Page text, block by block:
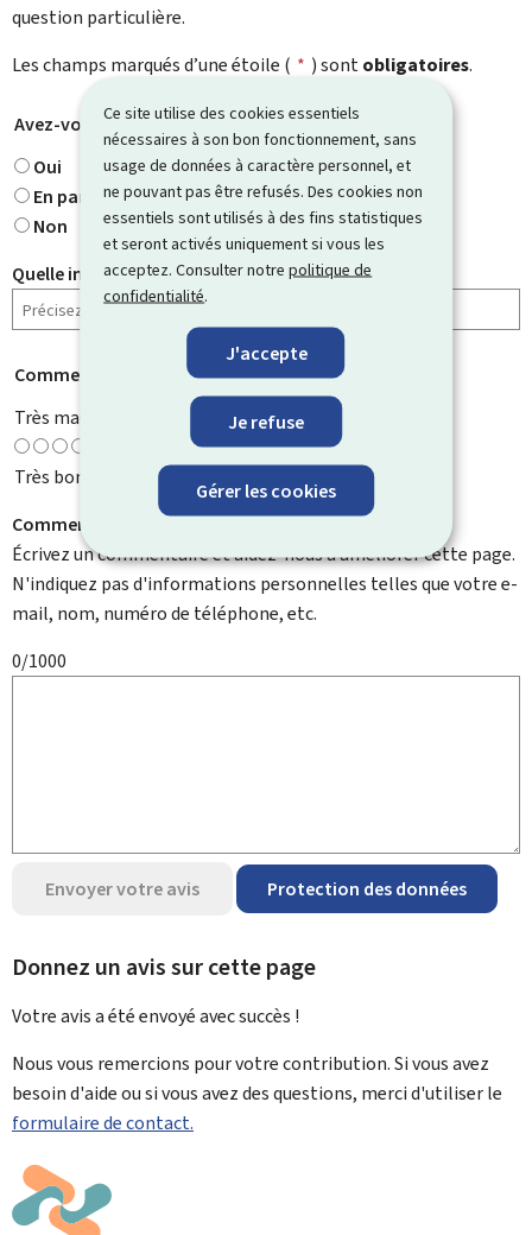
Ce site utilise des cookies essentiels
nécessaires à son bon fonctionnement, sans
usage de données à caractère personnel, et
ne pouvant pas être refusés. Des cookies non
essentiels sont utilisés à des fins statistiques
et seront activés uniquement si vous les
acceptez. Consulter notrepolitique de
confidentialité.
J'accepte
Je refuse
Gérer les cookies
question particulière.
Les champs marqués d’une étoile ( * ) sontobligatoires.
Avez-vous trouvé ce que vous cherchiez ?
Oui
En partie
Non
Quelle information cherchiez-vous ?
Comment évaluez-vous cette page ? *
Très mauvaise
Très bonne
Comment pouvons-nous l'améliorer ?
Écrivez un commentaire et aidez-nous à améliorer cette page.
N'indiquez pas d'informations personnelles telles que votre e-
mail, nom, numéro de téléphone, etc.
0/1000
Envoyer votre avis Protection des données
Donnez un avis sur cette page
Votre avis a été envoyé avecsuccès !
Nous vous remercions pour votre contribution. Si vous avez
besoin d'aide ou si vous avez des questions, merci d'utiliser le
formulaire de contact.